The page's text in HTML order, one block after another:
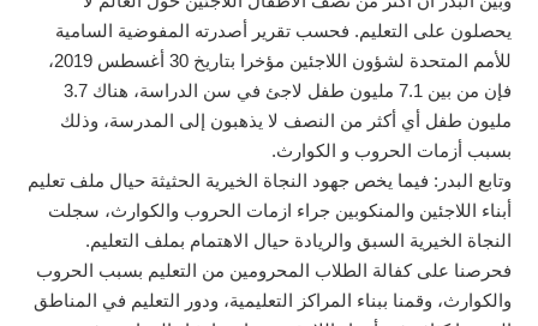
يحصلون على التعليم. فحسب تقرير أصدرته المفوضية السامية
للأمم المتحدة لشؤون اللاجئين مؤخرا بتاريخ 30 أغسطس 2019،
فإن من بين 7.1 مليون طفل لاجئ في سن الدراسة، هناك 3.7
مليون طفل أي أكثر من النصف لا يذهبون إلى المدرسة، وذلك
بسبب أزمات الحروب و الكوارث.
وتابع البدر: فيما يخص جهود النجاة الخيرية الحثيثة حيال ملف تعليم
أبناء اللاجئين والمنكوبين جراء ازمات الحروب والكوارث، سجلت
النجاة الخيرية السبق والريادة حيال الاهتمام بملف التعليم.
فحرصنا على كفالة الطلاب المحرومين من التعليم بسبب الحروب
والكوارث، وقمنا ببناء المراكز التعليمية، ودور التعليم في المناطق